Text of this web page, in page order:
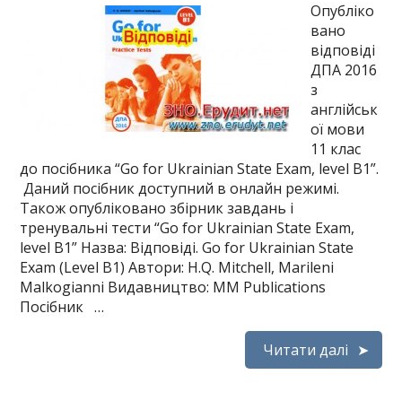
Опубліко
вано
відповіді
ДПА 2016
з
англійськ
ої мови
11 клас
до посібника “Go for Ukrainian State Exam, level B1”.
Даний посібник доступний в онлайн режимі.
Також опубліковано збірник завдань і
тренувальні тести “Go for Ukrainian State Exam,
level B1” Назва: Відповіді. Go for Ukrainian State
Exam (Level B1) Автори: H.Q. Mitchell, Marileni
Malkogianni Видавництво: MM Publications
Посібник …
Читати далі